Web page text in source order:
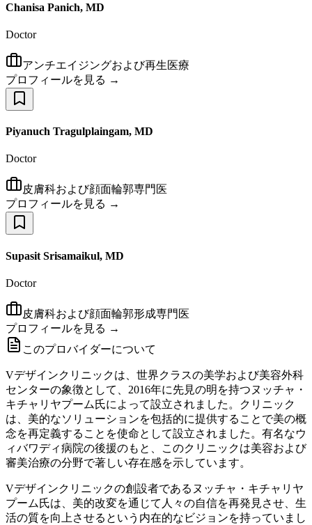
Chanisa Panich, MD
Doctor
アンチエイジングおよび再生医療
プロフィールを見る →
Piyanuch Tragulplaingam, MD
Doctor
皮膚科および顔面輪郭専門医
プロフィールを見る →
Supasit Srisamaikul, MD
Doctor
皮膚科および顔面輪郭形成専門医
プロフィールを見る →
このプロバイダーについて
Vデザインクリニックは、世界クラスの美学および美容外科
センターの象徴として、2016年に先見の明を持つヌッチャ・
キチャリヤプーム氏によって設立されました。クリニック
は、美的なソリューションを包括的に提供することで美の概
念を再定義することを使命として設立されました。有名なウ
ィバワディ病院の後援のもと、このクリニックは美容および
審美治療の分野で著しい存在感を示しています。
Vデザインクリニックの創設者であるヌッチャ・キチャリヤ
プーム氏は、美的改変を通じて人々の自信を再発見させ、生
活の質を向上させるという内在的なビジョンを持っていまし